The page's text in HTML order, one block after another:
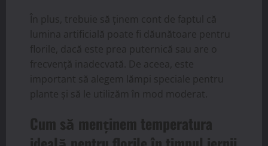
În plus, trebuie să ținem cont de faptul că
lumina artificială poate fi dăunătoare pentru
florile, dacă este prea puternică sau are o
frecvență inadecvată. De aceea, este
important să alegem lămpi speciale pentru
plante și să le utilizăm în mod moderat.
Cum să menținem temperatura